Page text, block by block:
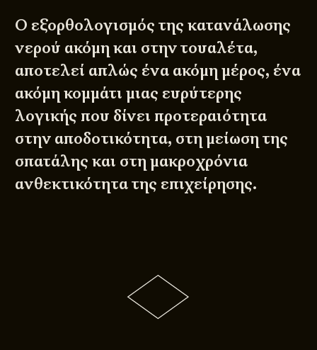
Ο εξορθολογισμός της κατανάλωσης
νερού ακόμη και στην τουαλέτα,
αποτελεί απλώς ένα ακόμη μέρος, ένα
ακόμη κομμάτι μιας ευρύτερης
λογικής που δίνει προτεραιότητα
στην αποδοτικότητα, στη μείωση της
σπατάλης και στη μακροχρόνια
ανθεκτικότητα της επιχείρησης.